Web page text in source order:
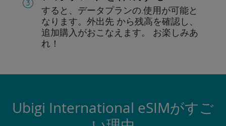
すると、データプランの.使用が可能と
なります。 外出先 から残高を確認し、
追加購入がおこなえます。
お楽しみあ
れ！
Ubigi International eSIMがすご